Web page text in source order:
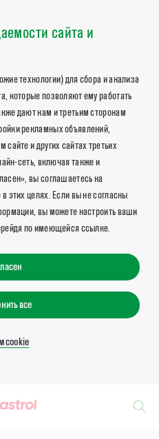
сайта и
технологии) для сбора и анализа
которые позволяют ему работать
дают нам и третьим сторонам
рекламных объявлений,
и других сайтах третьих
сеть, включая также и
вы соглашаетесь на
этих целях. Если вы не согласны
вы можете настроить ваши
по имеющейся ссылке.
все
cookie